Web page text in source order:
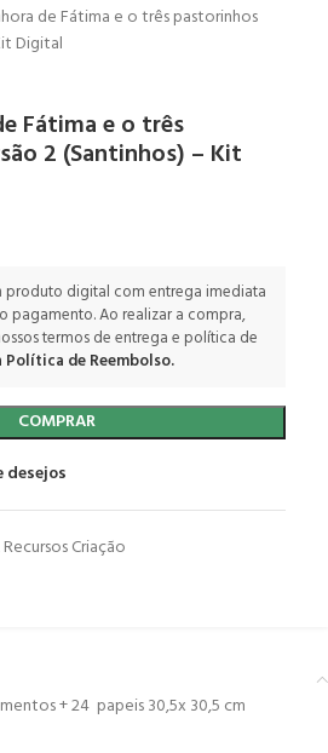
de Fátima e o três pastorinhos
Digital
Fátima e o três
2 (Santinhos) – Kit
produto digital com entrega imediata
pagamento. Ao realizar a compra,
termos de entrega e política de
Política de Reembolso.
COMPRAR
Recursos Criação
+ 24 papeis 30,5x 30,5 cm